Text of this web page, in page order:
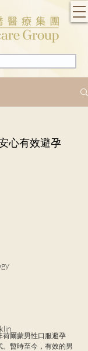
心有效避孕
荷爾蒙男性口服避孕
暫時至今，有效的男